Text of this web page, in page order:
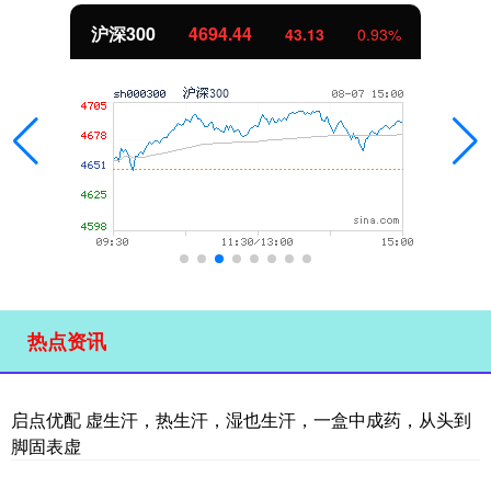
43.13 0.93% 北证50
热点资讯
启点优配 虚生汗，热生汗，湿也生汗，一盒中成药，从头到
脚固表虚